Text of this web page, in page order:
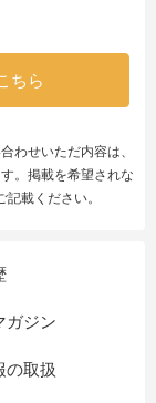
ちら
わせいただ内容は、
。掲載を希望されな
載ください。
ガジン
の取扱